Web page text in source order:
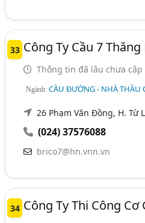
33 Công Ty Cầu 7 Thăng
Thông tin đã lâu chưa
Ngành:CẦU ĐƯỜNG - NHÀ THẦU
26 Phạm Văn Đồng, H. Từ
(024) 37576088
brico7@hn.vnn.vn
34 Công Ty Thi Công Cơ